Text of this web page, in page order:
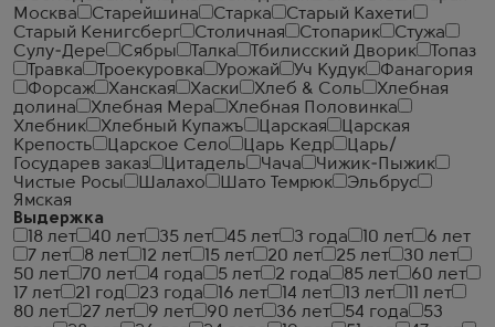
Москва
Старейшина Старка
Старый Кахети
Старый Кенигсберг
Столичная Стопарик
Стужа
Сулу-Дере
Сябры Талка Тбилисский Дворик
Топаз
Травка
Троекуровка Урожай Уч Кудук
Фанагория
Форсаж
Ханская Хаски Хлеб & Соль
Хлебная
долина
Хлебная Мера
Хлебная Половинка
Хлебник
Хлебный Купажъ Царская
Царская
Крепость
Царское Село Царь Кедр
Царь/
Государев заказ
Цитадель Чача
Чижик-Пыжик
Чистые Росы
Шалахо Шато Темрюк
Эльбрус
Ямская
Выдержка
18 лет
40 лет 35 лет 45 лет 3 года 10 лет
6 лет
7 лет
8 лет 12 лет 15 лет 20 лет 25 лет
30 лет
50 лет
70 лет 4 года 5 лет 2 года 85 лет
60 лет
17 лет
21 год 23 года 16 лет 14 лет 13 лет
11 лет
80 лет
27 лет 9 лет 90 лет 36 лет 54 года
53